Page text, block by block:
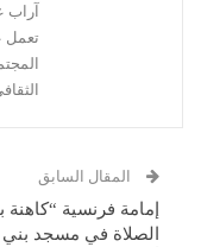
آراب
تعمل
المقال السابق
إمامة فرنسية “كاهنة
الصلاة في مسجد